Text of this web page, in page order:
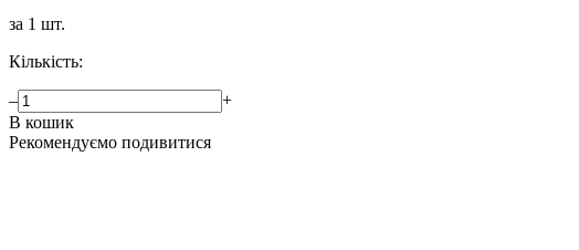
за 1 шт.
Кількість:
–
+
В кошик
Рекомендуємо подивитися